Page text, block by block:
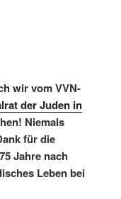
wir vom VVN-
der Juden in
Niemals
für die
Jahre nach
Leben bei